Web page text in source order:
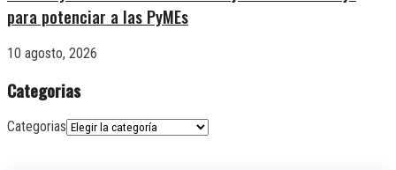
para potenciar a las PyMEs
10 agosto, 2026
Categorias
Categorias